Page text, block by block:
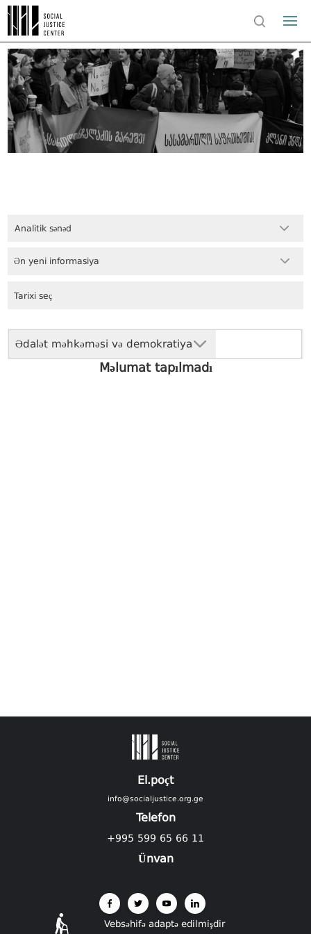
Analitik sənəd
Ədalət məhkəməsi və demokratiya
Ən yeni informasiya
Məlumat tapılmadı
El.poçt
info@socialjustice.org.ge
Telefon
+995 599 65 66 11
Ünvan
Vebsəhifə adaptə edilmişdir